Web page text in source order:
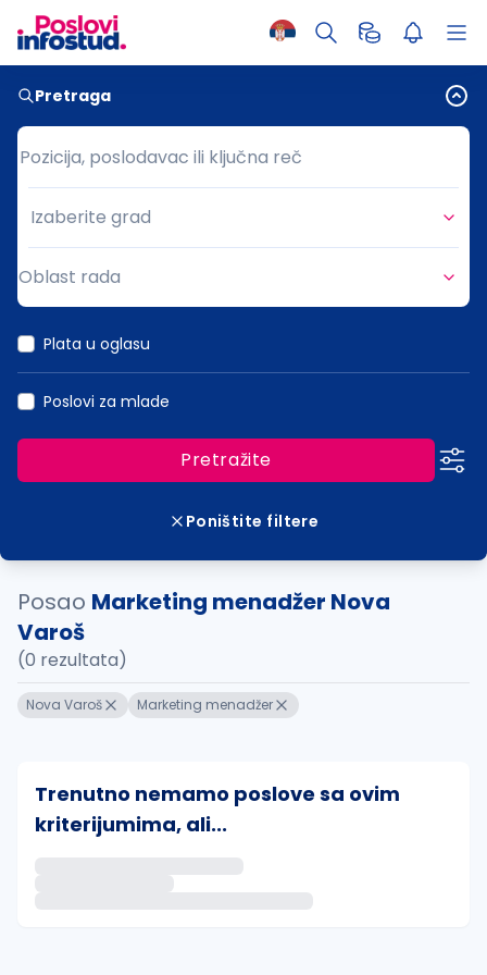
Pretraga
Pozicija, poslodavac ili ključna reč
Pozicija, poslodavac ili ključna reč
Grad
Izaberite grad
Oblast rada
Plata u oglasu
Poslovi za mlade
Pretražite
Poništite filtere
Posao Marketing menadžer Nova
Varoš
(0 rezultata)
Nova Varoš Marketing menadžer
Trenutno nemamo poslove sa ovim
kriterijumima, ali...